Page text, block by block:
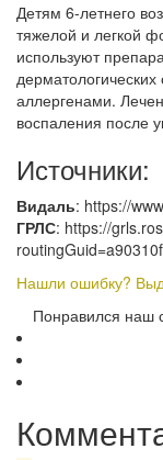
Детям 6-летнего
тяжелой и легкой
используют
аллергенами.
воспаления после
Источники:
Видаль: https://
ГРЛС: https://
Нашли ошибку?
Понравился наш